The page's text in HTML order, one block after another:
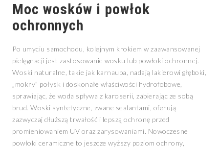
Moc wosków i powłok
ochronnych
Po umyciu samochodu, kolejnym krokiem w zaawansowanej
pielęgnacji jest zastosowanie wosku lub powłoki ochronnej.
Woski naturalne, takie jak karnauba, nadają lakierowi głęboki,
„mokry” połysk i doskonałe właściwości hydrofobowe,
sprawiając, że woda spływa z karoserii, zabierając ze sobą
brud. Woski syntetyczne, zwane sealantami, oferują
zazwyczaj dłuższą trwałość i lepszą ochronę przed
promieniowaniem UV oraz zarysowaniami. Nowoczesne
powłoki ceramiczne to jeszcze wyższy poziom ochrony,